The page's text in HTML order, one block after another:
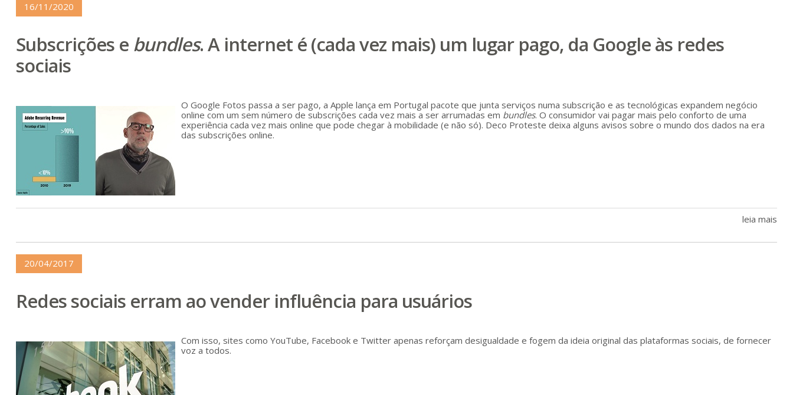
16/11/2020
Subscrições e bundles. A internet é (cada vez mais) um lugar pago, da Google às redes
sociais
O Google Fotos passa a ser pago, a Apple lança em Portugal pacote que junta serviços numa subscrição e as tecnológicas expandem negócio
online com um sem número de subscrições cada vez mais a ser arrumadas em bundles. O consumidor vai pagar mais pelo conforto de uma
experiência cada vez mais online que pode chegar à mobilidade (e não só). Deco Proteste deixa alguns avisos sobre o mundo dos dados na era
das subscrições online.
leia mais
20/04/2017
Redes sociais erram ao vender influência para usuários
Com isso, sites como YouTube, Facebook e Twitter apenas reforçam desigualdade e fogem da ideia original das plataformas sociais, de fornecer
voz a todos.